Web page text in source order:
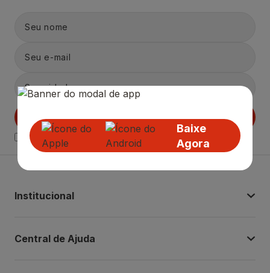
Baixe
Agora
Cadastrar
Declaro estar ciente das
Institucional
Central de Ajuda